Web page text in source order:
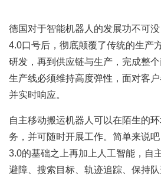
德国对于智能机器人的发展功不可
4.0口号后，彻底颠覆了传统的生产
研发，再到供应链与生产，完成整
生产线必须维持高度弹性，面对客
并实时响应。
自主移动搬运机器人可以在陌生的
务，并可随时开展工作。简单来说
3.0的基础之上再加上人工智能，自
避障、搜索目标、轨迹追踪、保持队